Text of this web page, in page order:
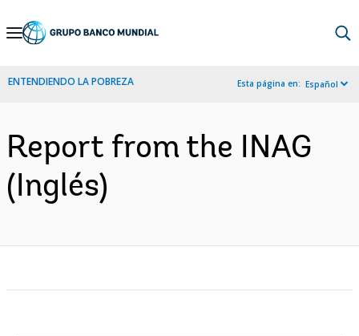
Skip
Navigation
ENTENDIENDO LA POBREZA Esta página en: Español
Report from the INAG
(Inglés)